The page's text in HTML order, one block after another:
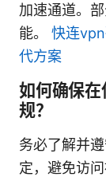
加速通道。
能。 快连
代方案
如何确保
规？
务必了解并
定，避免访